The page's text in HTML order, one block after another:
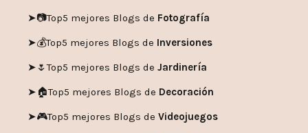
➤📷Top5 mejores Blogs de Fotografía
➤💰Top5 mejores Blogs de Inversiones
➤🌷Top5 mejores Blogs de Jardinería
➤🏠Top5 mejores Blogs de Decoración
➤🎮Top5 mejores Blogs de Videojuegos